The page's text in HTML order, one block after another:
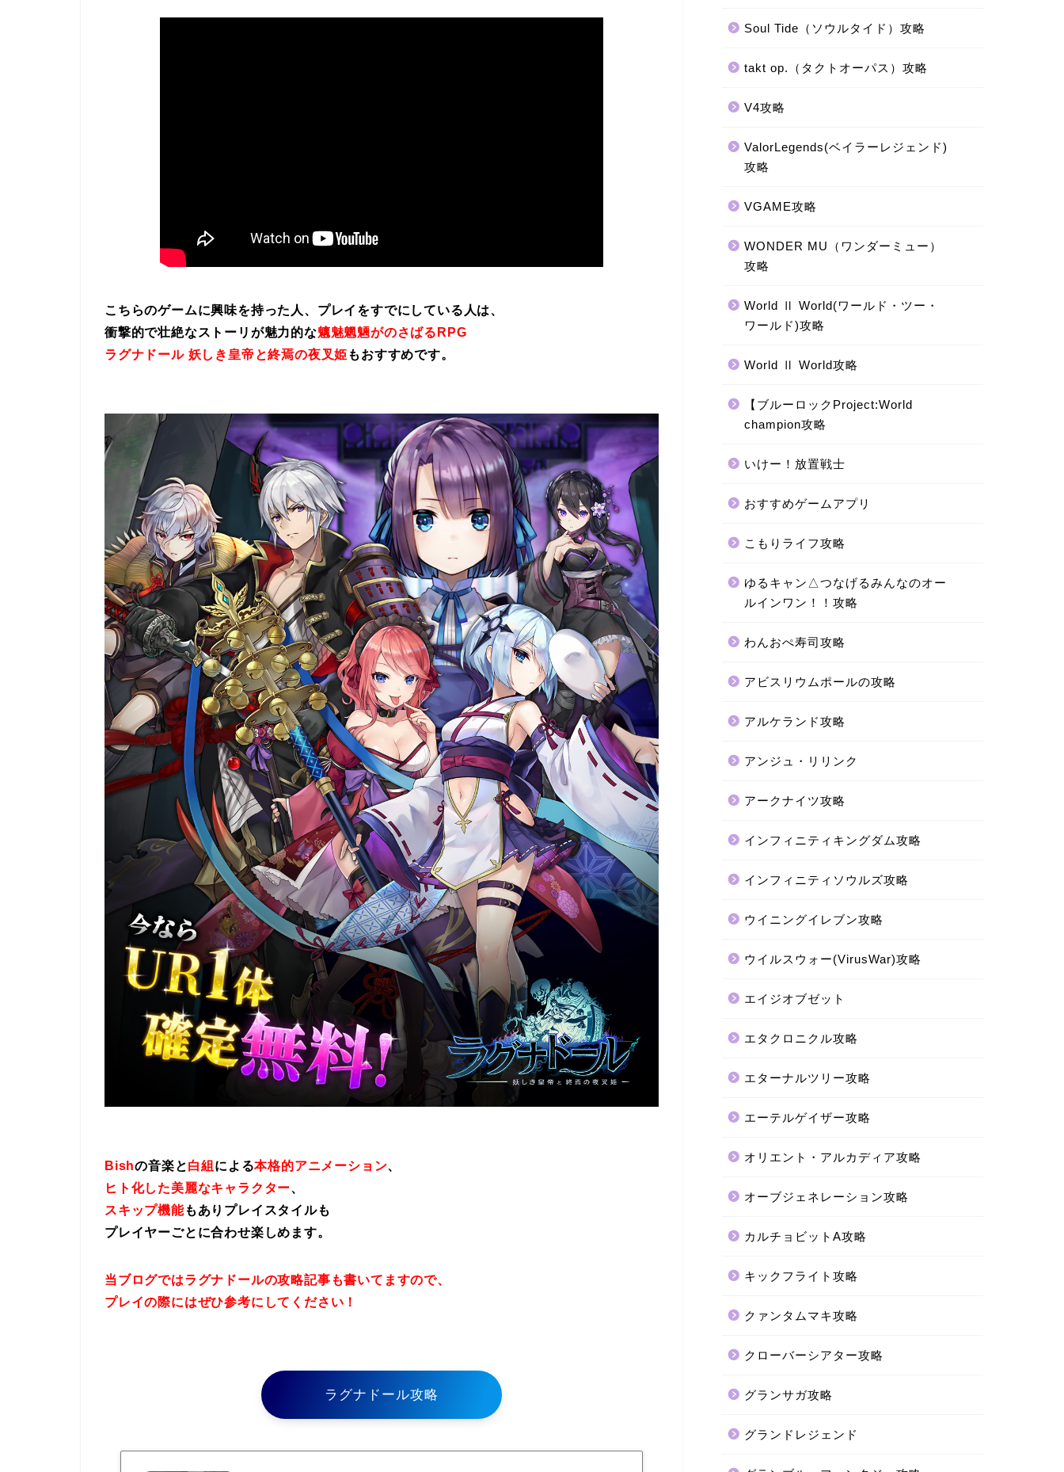
こちらのゲームに興味を持った人、プレイをすでにしている人は、
衝撃的で壮絶なストーリが魅力的な魑魅魍魎がのさばるRPG
ラグナドール 妖しき皇帝と終焉の夜叉姫 もおすすめです。
Bishの音楽と白組 による本格的アニメーション、
ヒト化した美麗なキャラクター、
スキップ機能もありプレイスタイルも
プレイヤーごとに合わせ楽しめます。
当ブログではラグナドールの攻略記事も書いてますので、
プレイの際にはぜひ参考にしてください！
ラグナドール攻略
Soul Tide（ソウルタイド）攻略
takt op.（タクトオーパス）攻略
V4攻略
ValorLegends(ベイラーレジェンド)
攻略
VGAME攻略
WONDER MU（ワンダーミュー）
攻略
World Ⅱ World(ワールド・ツー・
ワールド)攻略
World Ⅱ World攻略
【ブルーロックProject:World
champion攻略
いけー！放置戦士
おすすめゲームアプリ
こもりライフ攻略
ゆるキャン△つなげるみんなのオー
ルインワン！！攻略
わんおぺ寿司攻略
アビスリウムポールの攻略
アルケランド攻略
アンジュ・リリンク
アークナイツ攻略
インフィニティキングダム攻略
インフィニティソウルズ攻略
ウイニングイレブン攻略
ウイルスウォー(VirusWar)攻略
エイジオブゼット
エタクロニクル攻略
エターナルツリー攻略
エーテルゲイザー攻略
オリエント・アルカディア攻略
オーブジェネレーション攻略
カルチョビットA攻略
キックフライト攻略
クァンタムマキ攻略
クローバーシアター攻略
グランサガ攻略
グランドレジェンド